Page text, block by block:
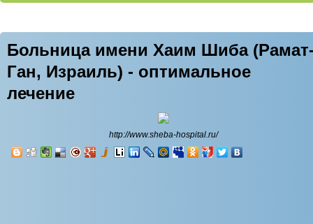
Больница имени Хаим Шиба
Ган, Израиль) - оптимальное
лечение
http://www.sheba-hospital.ru/